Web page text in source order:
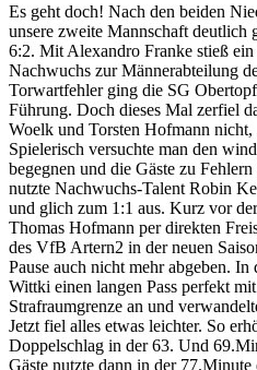
Es geht doch! Nach den beiden
unsere zweite Mannschaft deutlich
6:2. Mit Alexandro Franke stieß ein
Nachwuchs zur Männerabteilung
Torwartfehler ging die SG
Führung. Doch dieses Mal zerfiel
Woelk und Torsten Hofmann nicht,
Spielerisch versuchte man den
begegnen und die Gäste zu
nutzte Nachwuchs-Talent Robin
und glich zum 1:1 aus. Kurz vor
Thomas Hofmann per direkten
des VfB Artern2 in der neuen
Pause auch nicht mehr abgeben.
Wittki einen langen Pass perfekt
Strafraumgrenze an und
Jetzt fiel alles etwas leichter. So
Doppelschlag in der 63. Und
Gäste nutzte dann in der